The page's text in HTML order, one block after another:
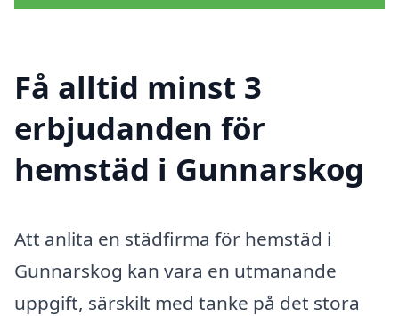
Få alltid minst 3
erbjudanden för
hemstäd i Gunnarskog
Att anlita en städfirma för hemstäd i
Gunnarskog kan vara en utmanande
uppgift, särskilt med tanke på det stora